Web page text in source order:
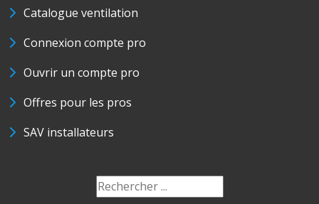
Catalogue ventilation
Connexion compte pro
Ouvrir un compte pro
Offres pour les pros
SAV installateurs